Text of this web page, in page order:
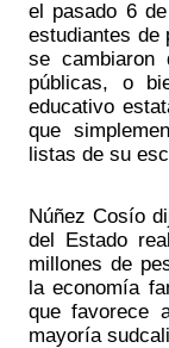
el pasado 6
estudiantes de
se cambiaron
públicas, o
educativo
que
listas de su
Núñez Cosío
del Estado
millones de
la economía
que favorece
mayoría